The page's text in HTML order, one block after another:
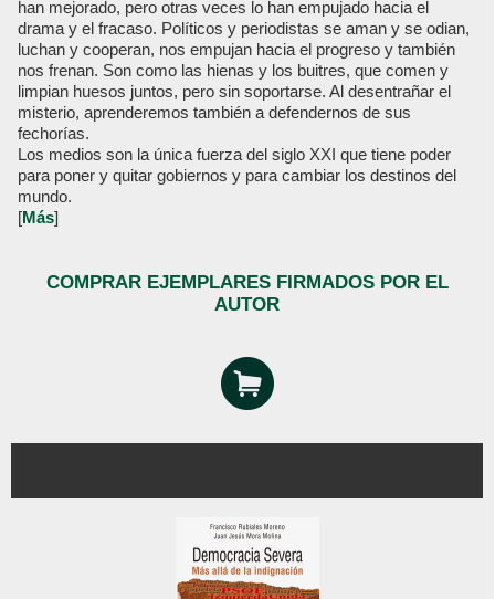
han mejorado, pero otras veces lo han empujado hacia el
drama y el fracaso. Políticos y periodistas se aman y se odian,
luchan y cooperan, nos empujan hacia el progreso y también
nos frenan. Son como las hienas y los buitres, que comen y
limpian huesos juntos, pero sin soportarse. Al desentrañar el
misterio, aprenderemos también a defendernos de sus
fechorías.
Los medios son la única fuerza del siglo XXI que tiene poder
para poner y quitar gobiernos y para cambiar los destinos del
mundo.
[Más]
COMPRAR EJEMPLARES FIRMADOS POR EL
AUTOR